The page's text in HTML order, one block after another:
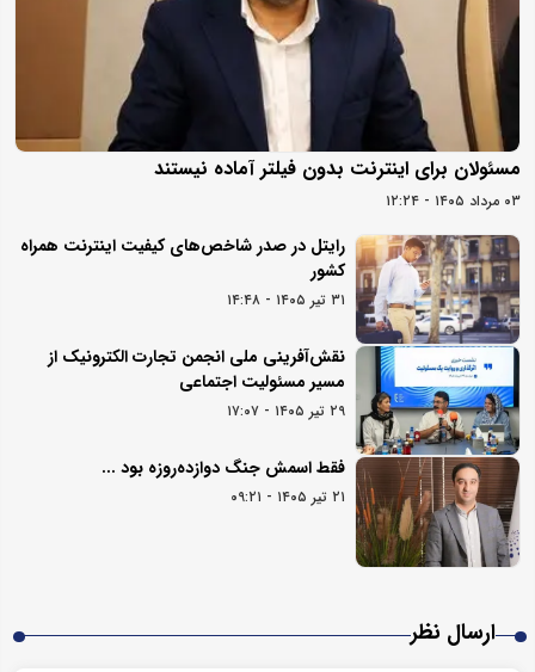
مسئولان برای اینترنت بدون فیلتر آماده نیستند
۰۳ مرداد ۱۴۰۵ - ۱۲:۲۴
رایتل در صدر شاخص‌های کیفیت اینترنت همراه
کشور
۳۱ تیر ۱۴۰۵ - ۱۴:۴۸
نقش‌آفرینی ملی انجمن تجارت الکترونیک از
مسیر مسئولیت اجتماعی
۲۹ تیر ۱۴۰۵ - ۱۷:۰۷
فقط اسمش جنگ دوازده‌روزه بود ...
۲۱ تیر ۱۴۰۵ - ۰۹:۲۱
ارسال نظر